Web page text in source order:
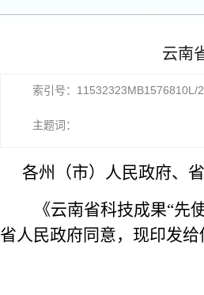
云南
索引号：11532323MB1576810L/
主题词：
各州（市）人民政府、
《云南省科技成果“先
省人民政府同意，现印发给